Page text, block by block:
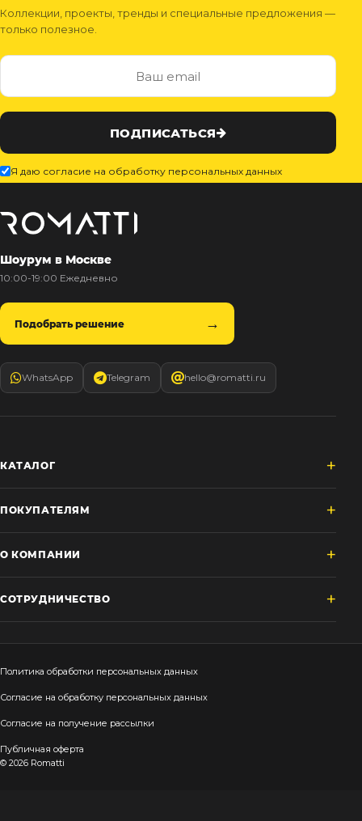
Коллекции, проекты, тренды и специальные предложения —
только полезное.
ПОДПИСАТЬСЯ
Я даю согласие на обработку персональных данных
Шоурум в Москве
10:00-19:00 Ежедневно
Подобрать решение
WhatsApp Telegram hello@romatti.ru
КАТАЛОГ
ПОКУПАТЕЛЯМ
О КОМПАНИИ
СОТРУДНИЧЕСТВО
Политика обработки персональных данных
Согласие на обработку персональных данных
Согласие на получение рассылки
Публичная оферта
© 2026 Romatti